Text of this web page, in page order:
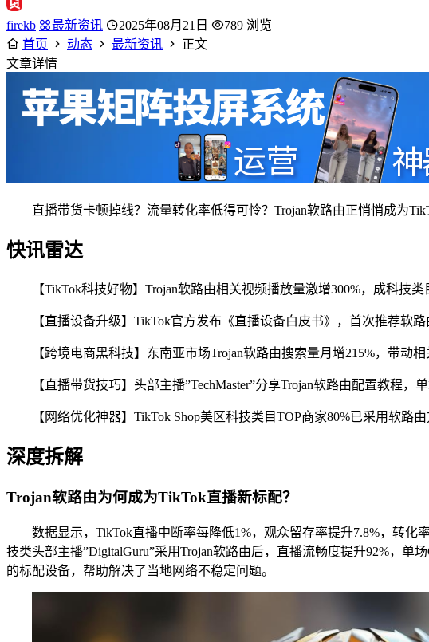
firekb 最新资讯 2025年08月21日
789 浏览
首页
动态 最新资讯
正文
文章详情
直播带货卡顿掉线？流量转化率低得可怜？Trojan软路由正悄悄成为
快讯雷达
【TikTok科技好物】Trojan软路由相关视频播放量激增300%，成科技类
【直播设备升级】TikTok官方发布《直播设备白皮书》，首次推荐软
【跨境电商黑科技】东南亚市场Trojan软路由搜索量月增215%，带动
【直播带货技巧】头部主播”TechMaster”分享Trojan软路由配置教程，
【网络优化神器】TikTok Shop美区科技类目TOP商家80%已采用软路
深度拆解
Trojan软路由为何成为TikTok直播新标配？
数据显示，TikTok直播中断率每降低1%，观众留存率提升7.8%，转
技类头部主播”DigitalGuru”采用Trojan软路由后，直播流畅度提升92%，
的标配设备，帮助解决了当地网络不稳定问题。